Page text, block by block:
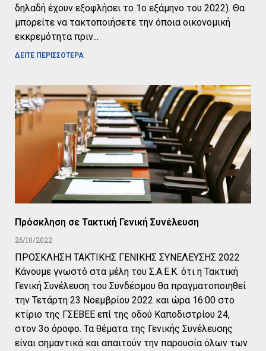
δηλαδή έχουν εξοφλήσει το 1ο εξάμηνο του 2022). Θα
μπορείτε να τακτοποιήσετε την όποια οικονομική
εκκρεμότητα πριν
ΔΕΙΤΕ ΠΕΡΙΣΣΟΤΕΡΑ
Πρόσκληση σε Τακτική Γενική Συνέλευση
26/10/2022
ΠΡΟΣΚΛΗΣΗ ΤΑΚΤΙΚΗΣ ΓΕΝΙΚΗΣ ΣΥΝΕΛΕΥΣΗΣ 2022
Κάνουμε γνωστό στα μέλη του Σ.Α.Ε.Κ. ότι η Τακτική
Γενική Συνέλευση του Συνδέσμου θα πραγματοποιηθεί
την Τετάρτη 23 Νοεμβρίου 2022 και ώρα 16:00 στο
κτίριο της ΓΣΕΒΕΕ επί της οδού Καποδιστρίου 24,
στον 3ο όροφο. Τα θέματα της Γενικής Συνέλευσης
είναι σημαντικά και απαιτούν την παρουσία όλων των